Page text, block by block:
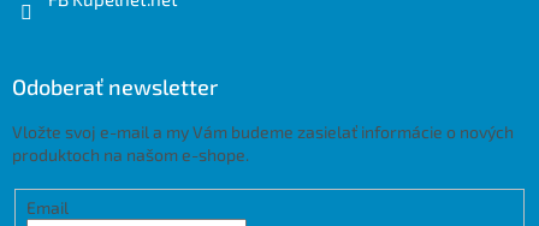
Odoberať newsletter
Vložte svoj e-mail a my Vám budeme zasielať informácie o nových
produktoch na našom e-shope.
Email